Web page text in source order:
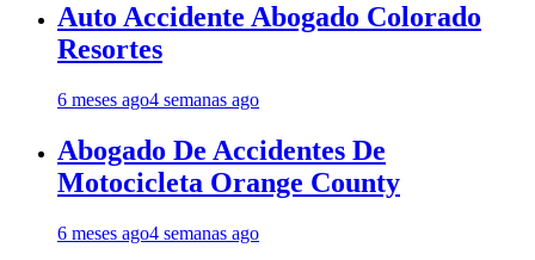
Auto Accidente Abogado Colorado
Resortes
6 meses ago4 semanas ago
Abogado De Accidentes De
Motocicleta Orange County
6 meses ago4 semanas ago